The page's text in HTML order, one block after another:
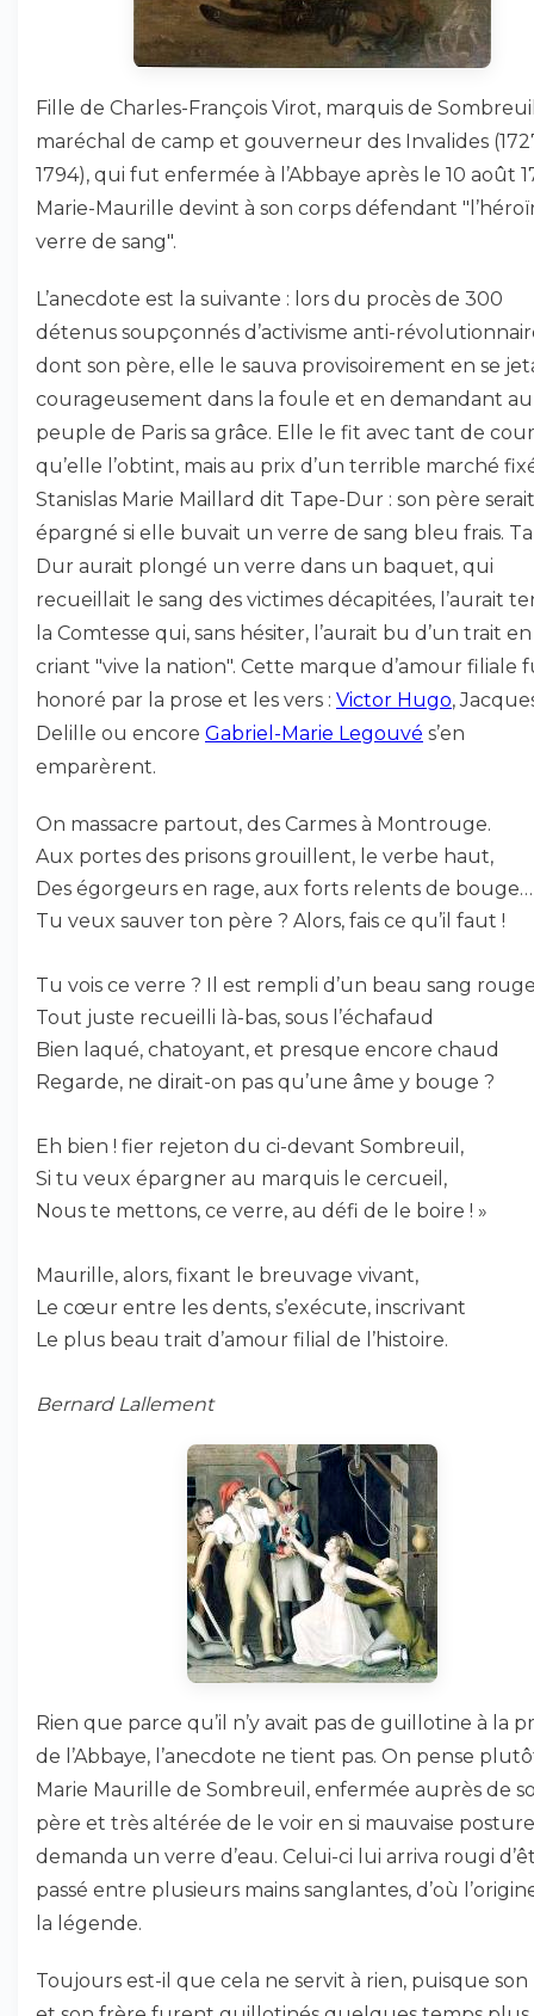
Fille de Charles-François Virot, marquis de
maréchal de camp et gouverneur des Invalides
1794), qui fut enfermée à l’Abbaye après le 10 août
Marie-Maurille devint à son corps défendant
verre de sang".
L’anecdote est la suivante : lors du procès de 300
détenus soupçonnés d’activisme anti-
dont son père, elle le sauva provisoirement en se
courageusement dans la foule et en demandant au
peuple de Paris sa grâce. Elle le fit avec tant de
qu’elle l’obtint, mais au prix d’un terrible marché
Stanislas Marie Maillard dit Tape-Dur : son père serait
épargné si elle buvait un verre de sang bleu frais.
Dur aurait plongé un verre dans un baquet, qui
recueillait le sang des victimes décapitées, l’aurait
la Comtesse qui, sans hésiter, l’aurait bu d’un trait en
criant "vive la nation". Cette marque d’amour filiale
honoré par la prose et les vers : Victor Hugo,
Delille ou encore Gabriel-Marie Legouvé s’en
emparèrent.
On massacre partout, des Carmes à Montrouge.
Aux portes des prisons grouillent, le verbe haut,
Des égorgeurs en rage, aux forts relents de bouge…
Tu veux sauver ton père ? Alors, fais ce qu’il faut !
Tu vois ce verre ? Il est rempli d’un beau sang
Tout juste recueilli là-bas, sous l’échafaud
Bien laqué, chatoyant, et presque encore chaud
Regarde, ne dirait-on pas qu’une âme y bouge ?
Eh bien ! fier rejeton du ci-devant Sombreuil,
Si tu veux épargner au marquis le cercueil,
Nous te mettons, ce verre, au défi de le boire ! »
Maurille, alors, fixant le breuvage vivant,
Le cœur entre les dents, s’exécute, inscrivant
Le plus beau trait d’amour filial de l’histoire.
Bernard Lallement
Rien que parce qu’il n’y avait pas de guillotine à la
de l’Abbaye, l’anecdote ne tient pas. On pense
Marie Maurille de Sombreuil, enfermée auprès de
père et très altérée de le voir en si mauvaise
demanda un verre d’eau. Celui-ci lui arriva rougi
passé entre plusieurs mains sanglantes, d’où
la légende.
Toujours est-il que cela ne servit à rien, puisque